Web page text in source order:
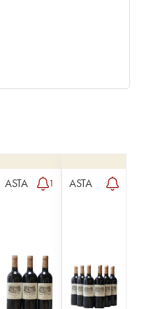
ASTA 1 ASTA